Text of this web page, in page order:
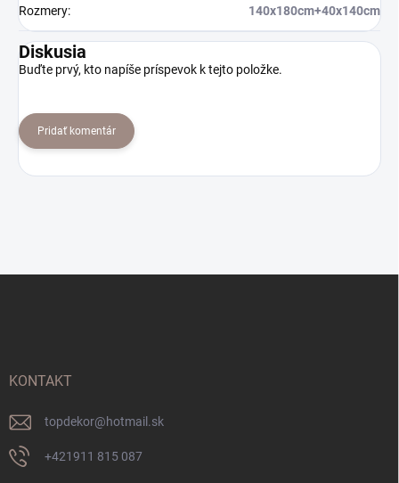
Rozmery: 140x180cm+40x140cm
Diskusia
Buďte prvý, kto napíše príspevok k tejto položke.
Pridať komentár
KONTAKT
topdekor@hotmail.sk
+421911 815 087